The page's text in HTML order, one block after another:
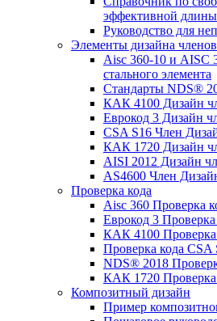
эффективной
Руководство для
Элементы дизайна членов
Aisc 360-10 и AISC
стального элемента
Стандарты NDS®
КАК 4100 Дизайн
Еврокод 3 Дизайн
CSA S16 Член
КАК 1720 Дизайн
AISI 2012 Дизайн
AS4600 Член
Проверка кода
Aisc 360 Проверка
Еврокод 3 Проверка
КАК 4100 Проверка
Проверка кода CSA
NDS® 2018
КАК 1720 Проверка
Композитный дизайн
Пример